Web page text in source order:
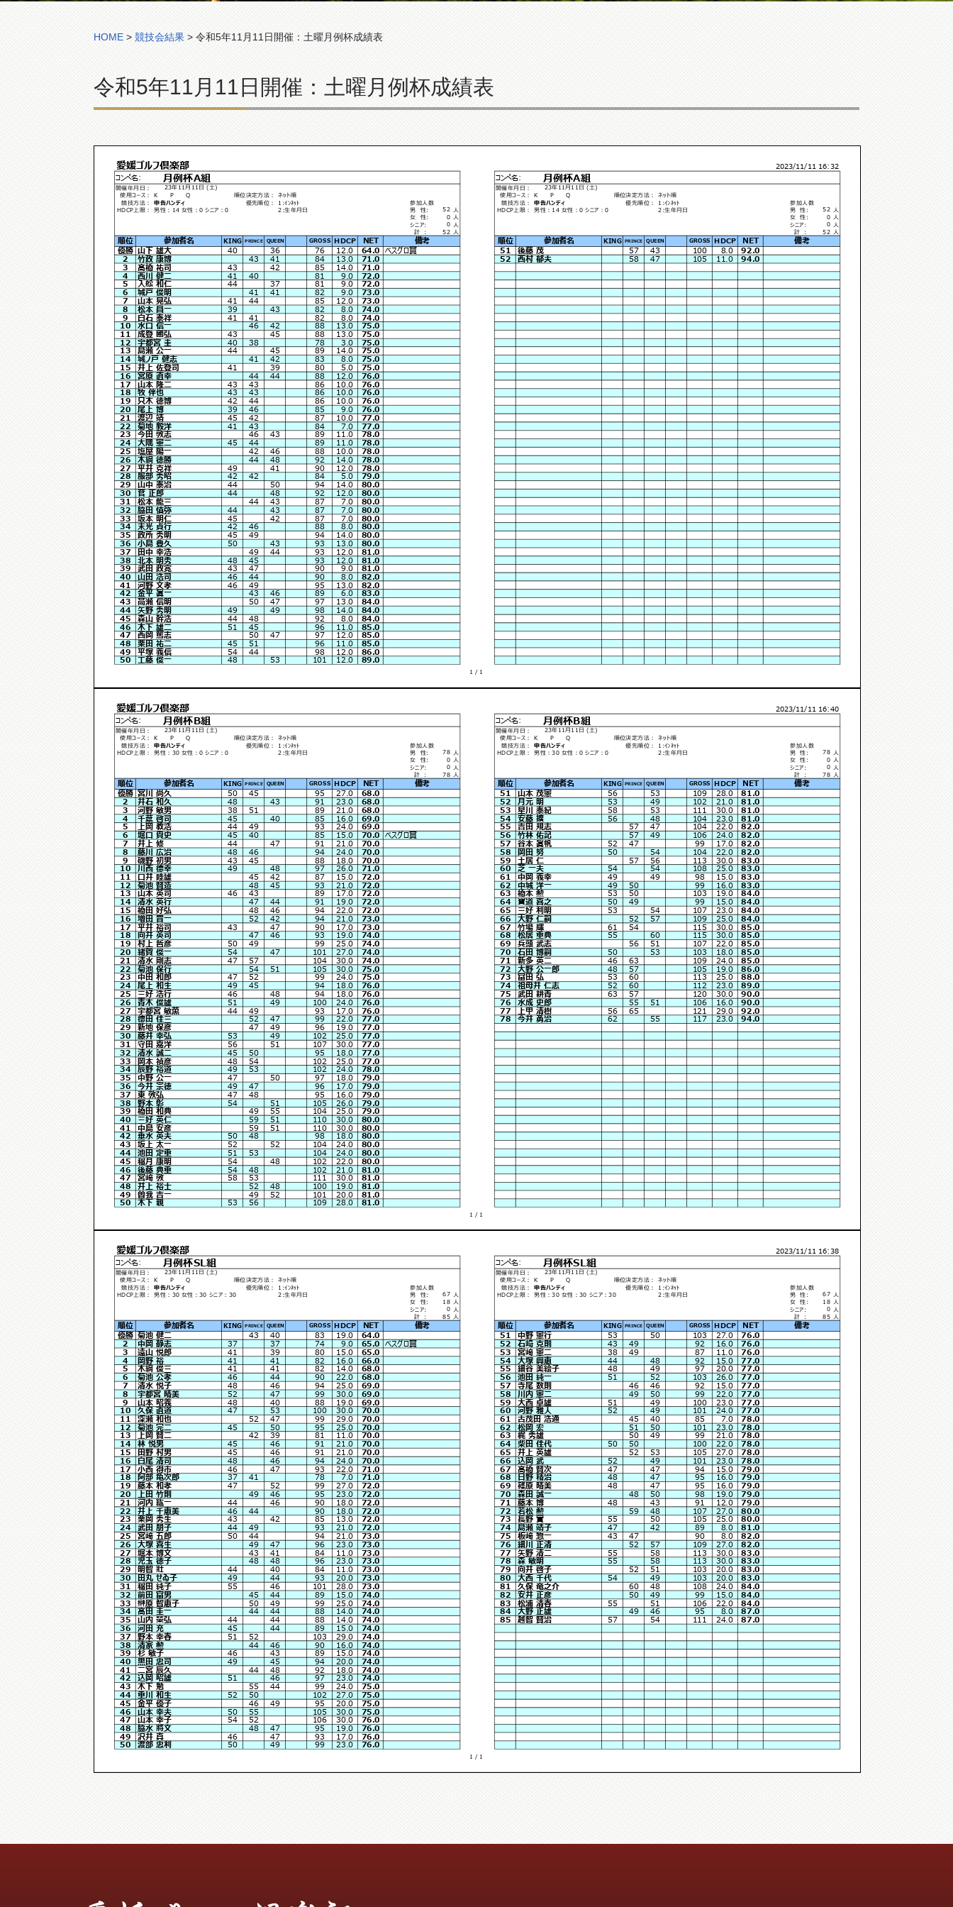
HOME > 競技会結果 > 令和5年11月11日開催：土曜月例杯成績表
令和5年11月11日開催：土曜月例杯成績表
愛媛ゴルフ倶楽部
コンペ名: 月例杯A組 コンペ名: 月例杯A組
開催年月日： 23年11月11日 (土) 開催年月日： 23年11月11日 (土)
使用コース：
K P Q 順位決定方法： ネット順 使用コース： K P Q 順位決定方法：
ネット順
競技方法：
申告ハンディ 優先順位： 1:ｲﾝﾈｯﾄ 参加人数 競技方法： 申告ハンディ 優先順位： 1:ｲﾝﾈｯﾄ
参加人数
HDCP上限：
男性：14 女性：0 シニア：0 2:生年月日 男 性: 人 HDCP上限： 男性：14 女性：0 シニア：0 2:生年月日 男 性:
人
女 性:
人 女 性:
人
シニア:
人 シニア:
人
計 :
人 計 : 人
101 12.0 89.0
50 工藤 俊一 48 53
86.0
49 平塚 義信 54 44 98 12.0
96 11.0 85.0
48 栗田 祐二 45 51
85.0
47 西岡 篤志 50 47 97 12.0
96 11.0 85.0
46 木下 雄二 51 45
84.0
45 森山 幹浩 44 48 92 8.0
98 14.0 84.0
44 矢野 秀明 49 49
84.0
43 高瀬 信明 50 47 97 13.0
89 6.0 83.0
42 金平 眞一 43 46
82.0
41 河野 文孝 46 49 95 13.0
90 8.0 82.0
40 山田 浩司 46 44
81.0
39 武田 政寛 43 47 90 9.0
93 12.0 81.0
38 北本 明秀 48 45
81.0
37 田中 幸浩 49 44 93 12.0
93 13.0 80.0
36 小島 豊久 50 43
80.0
35 政所 秀明 45 49 94 14.0
88 8.0 80.0
34 末光 貞行 42 46
80.0
33 坂本 明仁 45 42 87 7.0
87 7.0 80.0
32 脇田 慎弥 44 43
80.0
31 松本 龍三 44 43 87 7.0
92 12.0 80.0
30 菅 正郎 44 48
80.0
29 山中 泰治 44 50 94 14.0
84 5.0 79.0
28 服部 秀昭 42 42
78.0
27 平井 克祥 49 41 90 12.0
92 14.0 78.0
26 木綱 徳勝 44 48
78.0
25 塩屋 陽一 42 46 88 10.0
89 11.0 78.0
24 大隅 憲二 45 44
78.0
23 今田 敦志 46 43 89 11.0
84 7.0 77.0
22 菊地 毅洋 41 43
77.0
21 渡辺 靖 45 42 87 10.0
85 9.0 76.0
20 尾上 博 39 46
76.0
19 只木 徳博 42 44 86 10.0
86 10.0 76.0
18 牧 伴也 43 43
76.0
17 山本 隆二 43 43 86 10.0
88 12.0 76.0
16 宮原 直幸 44 44
75.0
15 井上 佐登司 41 39 80 5.0
83 8.0 75.0
14 城ノ戸 健志 41 42
75.0
13 島瀬 公一 44 45 89 14.0
78 3.0 75.0
12 宇都宮 圭 40 38
75.0
11 成登 國弘 43 45 88 13.0
88 13.0 75.0
10 水口 信一 46 42
74.0
9 白石 泰祥 41 41 82 8.0
82 8.0 74.0
8 松本 昌一 39 43
73.0
7 山本 晃弘 41 44 85 12.0
82 9.0 73.0
6 城戸 俊明 41 41
72.0
5 入舩 和仁 44 37 81 9.0
81 9.0 72.0
4 西川 健二 41 40
71.0
94.0
3
髙橋 祐司 43 42 85 14.0
58 47 105 11.0
84 13.0 71.0 52 西村 郁夫
2 竹政 康博 43 41
43 100 8.0 92.0
64.0 ベスグロ賞 51 後藤 茂 57
NET
備考
優勝 山下 雄大 40 36 76 12.0
KING PRINCE QUEEN GROSS HDCP
GROSS HDCP NET 備考 順位 参加者名
順位 参加者名 KING PRINCE QUEEN
52 52
0 0
2023/11/11 16:32
52
52
0
0
1 / 1
愛媛ゴルフ倶楽部
コンペ名: 月例杯B組 コンペ名: 月例杯B組
開催年月日： 23年11月11日 (土) 開催年月日： 23年11月11日 (土)
使用コース：
K P Q 順位決定方法： ネット順 使用コース： K P Q 順位決定方法：
ネット順
競技方法：
申告ハンディ 優先順位： 1:ｲﾝﾈｯﾄ 参加人数 競技方法： 申告ハンディ 優先順位： 1:ｲﾝﾈｯﾄ
参加人数
HDCP上限：
男性：30 女性：0 シニア：0 2:生年月日 男 性: 人 HDCP上限： 男性：30 女性：0 シニア：0 2:生年月日 男 性:
人
女 性:
人 女 性:
人
シニア:
人 シニア:
人
計 :
人 計 : 人
109 28.0 81.0
50 木下 親 53 56
81.0
49 曽我 吉一 49 52 101 20.0
100 19.0 81.0
48 井上 裕士 52 48
81.0
47 宮﨑 敦 58 53 111 30.0
102 21.0 81.0
46 後藤 典重 54 48
80.0
45 稲月 康明 54 48 102 22.0
104 24.0 80.0
44 池田 定重 51 53
80.0
43 坂上 太一 52 52 104 24.0
98 18.0 80.0
42 垂水 英夫 50 48
80.0
41 中島 安彦 59 51 110 30.0
110 30.0 80.0
40 三好 英仁 59 51
79.0
39 橋田 和典 49 55 104 25.0
105 26.0 79.0
38 野本 彰 54 51
79.0
37 東 敦弘 47 48 95 16.0
96 17.0 79.0
36 今井 宗徳 49 47
79.0
35 中野 公一 47 50 97 18.0
102 24.0 78.0
34 辰野 裕道 49 53
77.0
33 岡本 禎彦 48 54 102 25.0
95 18.0 77.0
32 清水 誠二 45 50
77.0
31 守田 嘉洋 56 51 107 30.0
102 25.0 77.0
30 藤井 幸弘 53 49
77.0
94.0
29
新地 保彦 47 49 96 19.0
62 55 117 23.0
99 22.0 77.0 78 今井 勇治
28 德田 佳三 52 47
121 29.0 92.0
76.0 77 上甲 清樹 56 65
90.0
27
宇都宮 敏薫 44 49 93 17.0
55 51 106 16.0
100 24.0 76.0 76 水成 史郎
26 青木 俊雄 51 49
120 30.0 90.0
76.0 75 武田 耕青 63 57
89.0
25
三好 浩行 46 48 94 18.0
52 60 112 23.0
94 18.0 76.0 74 祖母井 仁志
24 尾上 和生 49 45
113 25.0 88.0
75.0 73 冨田 弘 53 60
86.0
23
中田 和郎 47 52 99 24.0
48 57 105 19.0
105 30.0 75.0 72 大野 公一郎
22 菊池 保行 54 51
109 24.0 85.0
74.0 71 新多 英二 46 63
85.0
21
清水 剛志 47 57 104 30.0
50 53 103 18.0
101 27.0 74.0 70 石田 博嗣
20 緒賀 俊一 54 47
51 107 22.0 85.0
74.0 69 兵頭 武志 56
85.0
19
村上 哲彦 50 49 99 25.0
55 60 115 30.0
93 19.0 74.0 68 松居 重典
18 向井 英司 47 46
115 30.0 85.0
73.0 67 竹場 輝 61 54
84.0
17
平井 裕司 43 47 90 17.0
52 57 109 25.0
94 21.0 73.0 66 大野 仁嗣
16 増田 晋一 52 42
54 107 23.0 84.0
72.0 65 三好 利明 53
84.0
15
橋田 好弘 48 46 94 22.0
50 49 99 15.0
91 19.0 72.0 64 寶道 喜之
14 清水 英行 47 44
103 19.0 84.0
72.0 63 橋本 勲 53 50
83.0
13
山本 英司 46 43 89 17.0
49 50 99 16.0
93 21.0 72.0 62 中城 洋一
12 菊池 賢造 48 45
49 98 15.0 83.0
72.0 61 中岡 義幸 49
83.0
11
口井 睦雄 45 42 87 15.0
54 54 108 25.0
97 26.0 71.0 60 芝 一夫
10 川西 德幸 49 48
56 113 30.0 83.0
70.0 59 土居 仁 57
82.0
9
磯野 初男 43 45 88 18.0
50 54 104 22.0
94 24.0 70.0 58 岡田 努
8 藤川 広治 48 46
99 17.0 82.0
70.0 57 谷本 眞帆 52 47
82.0
7
井上 修 44 47 91 21.0
57 49 106 24.0
85 15.0 70.0 ベスグロ賞 56 竹林 佑記
6 堀口 貴史 45 40
47 104 22.0 82.0
69.0 55 吉田 規志 57
81.0
5
上岡 教浩 44 49 93 24.0
56 48 104 23.0
85 16.0 69.0 54 安藤 擴
4 千葉 啓司 45 40
53 111 30.0 81.0
68.0 53 星川 泰紀 58
81.0
3
河野 敏男 38 51 89 21.0
53 49 102 21.0
91 23.0 68.0 52 月元 明
2 井石 和久 48 43
53 109 28.0 81.0
68.0 51 山本 茂憲 56
NET
備考
優勝 宮川 尚久 50 45 95 27.0
KING PRINCE QUEEN GROSS HDCP
GROSS HDCP NET 備考 順位 参加者名
順位 参加者名 KING PRINCE QUEEN
78 78
0 0
2023/11/11 16:40
78
78
0
0
1 / 1
愛媛ゴルフ倶楽部
コンペ名: 月例杯SL組 コンペ名: 月例杯SL組
開催年月日： 23年11月11日 (土) 開催年月日： 23年11月11日 (土)
使用コース：
K P Q 順位決定方法： ネット順 使用コース： K P Q 順位決定方法：
ネット順
競技方法：
申告ハンディ 優先順位： 1:ｲﾝﾈｯﾄ 参加人数 競技方法： 申告ハンディ 優先順位： 1:ｲﾝﾈｯﾄ
参加人数
HDCP上限：
男性：30 女性：30 シニア：30 2:生年月日 男 性: 人 HDCP上限： 男性：30 女性：30 シニア：30 2:生年月日 男 性:
人
女 性:
人 女 性:
人
シニア:
人 シニア:
人
計 :
人 計 : 人
2023/11/11 16:38
67
67
18
18
0
0
85
85
順位 参加者名 KING PRINCE QUEEN GROSS HDCP NET 備考 順位 参加者名 KING PRINCE QUEEN GROSS HDCP NET
備考
優勝 菊池 健二 43 40 83 19.0 64.0 51 中野 憲行 53 50 103 27.0
76.0
2
中岡 静志 37 37 74 9.0 65.0 ベスグロ賞 52 石崎 克則 43 49 92 16.0
76.0
3
遠山 悦郎 41 39 80 15.0 65.0 53 宮﨑 憲二 38 49 87 11.0
76.0
4
岡野 裕 41 41 82 16.0 66.0 54 大塚 興恵 44 48 92 15.0
77.0
5
木綱 俊三 41 41 82 14.0 68.0 55 細谷 美絵子 48 49 97 20.0
77.0
6
菊池 公孝 46 44 90 22.0 68.0 56 池田 純一 51 52 103 26.0
77.0
7
清水 悦子 48 46 94 25.0 69.0 57 寺尾 数則 46 46 92 15.0
77.0
8
宇都宮 晴美 52 47 99 30.0 69.0 58 川内 憲二 49 50 99 22.0
77.0
9
山本 昭義 48 40 88 19.0 69.0 59 大西 卓雄 51 49 100 23.0
77.0
10
久保 直道 47 53 100 30.0 70.0 60 河野 雅人 52 49 101 24.0
77.0
11
深瀬 和也 52 47 99 29.0 70.0 61 古茂田 浩通 45 40 85 7.0
78.0
12
菊池 完二 45 50 95 25.0 70.0 62 松岡 宏 51 50 101 23.0
78.0
13
上岡 賢二 42 39 81 11.0 70.0 63 梶 秀雄 50 49 99 21.0
78.0
14
林 悦男 45 46 91 21.0 70.0 64 柴田 佳代 50 50 100 22.0
78.0
15
田野 村男 45 46 91 21.0 70.0 65 井上 英雄 52 53 105 27.0
78.0
16
白尾 清司 48 46 94 24.0 70.0 66 込岡 武 52 49 101 23.0
78.0
17
小西 得市 46 47 93 22.0 71.0 67 髙橋 賢次 47 47 94 15.0
79.0
18
阿部 亀次郎 37 41 78 7.0 71.0 68 日野 精治 48 47 95 16.0
79.0
19
藤本 和孝 47 52 99 27.0 72.0 69 篠原 晴美 48 47 95 16.0
79.0
20
上田 竹則 49 46 95 23.0 72.0 70 森田 誠一 48 50 98 19.0
79.0
21
河内 紘一 44 46 90 18.0 72.0 71 藤本 博 48 43 91 12.0
79.0
22
井上 千恵美 46 44 90 18.0 72.0 72 若松 勲 59 48 107 27.0
80.0
23
栗岡 秀生 43 42 85 13.0 72.0 73 長野 實 55 50 105 25.0
80.0
24
武田 朋子 44 49 93 21.0 72.0 74 島瀬 靖子 47 42 89 8.0
81.0
25
宮﨑 五郎 50 44 94 21.0 73.0 75 板﨑 惣一 43 47 90 8.0
82.0
26
大塚 喜生 49 47 96 23.0 73.0 76 細川 正清 52 57 109 27.0
82.0
27
堀本 博文 43 41 84 11.0 73.0 77 矢野 清二 55 58 113 30.0
83.0
28
児玉 徳子 48 48 96 23.0 73.0 78 森 敏明 55 58 113 30.0
83.0
29
明智 壯 44 40 84 11.0 73.0 79 向井 啓子 52 51 103 20.0
83.0
30
田丸 せゐ子 49 44 93 20.0 73.0 80 大西 千代 54 49 103 20.0
83.0
31
稲田 純子 55 46 101 28.0 73.0 81 久保 竜之介 60 48 108 24.0
84.0
32
前田 富男 45 44 89 15.0 74.0 82 安井 正彦 50 49 99 15.0
84.0
33
榊原 智恵子 50 49 99 25.0 74.0 83 松浦 清春 55 51 106 22.0
84.0
34
髙田 圭一 44 44 88 14.0 74.0 84 大野 正雄 49 46 95 8.0
87.0
35
山内 榮弘 44 44 88 14.0 74.0 85 越智 賢治 57 54 111 24.0
87.0
36
河田 充 45 44 89 15.0
74.0
37
野本 幸春 51 52 103 29.0
74.0
38
清家 勲 44 46 90 16.0
74.0
39
杉 敏子 46 43 89 15.0
74.0
40
黒田 忠司 49 45 94 20.0
74.0
41
二宮 辰久 44 48 92 18.0
74.0
42
込岡 昭雄 51 46 97 23.0
74.0
43
木下 勉 55 44 99 24.0
75.0
44
重川 和生 52 50 102 27.0
75.0
45
金平 優子 46 49 95 20.0
75.0
46
山本 幸夫 50 55 105 30.0
75.0
47
山本 幸子 54 52 106 30.0
76.0
48
脇水 將文 48 47 95 19.0
76.0
49
沢井 真 46 47 93 17.0
76.0
50
渡部 忠利 50 49 99 23.0 76.0
1 / 1